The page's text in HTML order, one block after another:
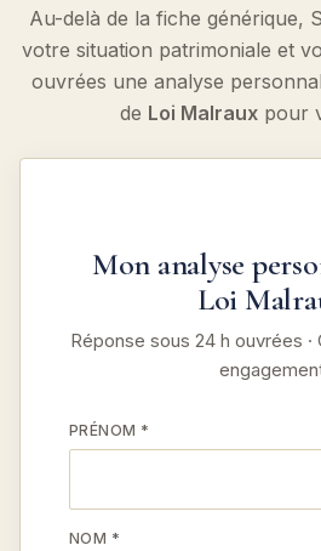
Au-delà de la fiche générique,
votre situation patrimoniale et
ouvrées une analyse
de Loi Malraux pour
Mon analyse
Loi
Réponse sous 24 h ouvrées ·
PRÉNOM *
NOM *